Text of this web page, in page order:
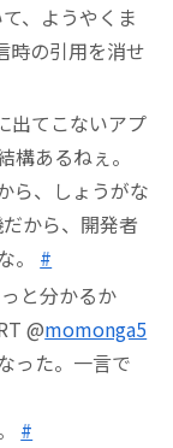
、ようやくま
時の引用を消せ
出てこないアプ
構あるねぇ。
ら、しょうがな
から、開発者
。 #
と分かるか
@momonga5
った。一言で
#